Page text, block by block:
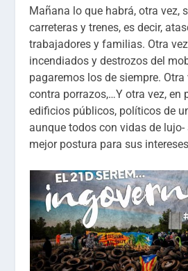
Mañana lo que habrá, otra vez,
carreteras y trenes, es decir,
trabajadores y familias. Otra
incendiados y destrozos del
pagaremos los de siempre.
contra porrazos,…Y otra vez, en
edificios públicos, políticos de
aunque todos con vidas de
mejor postura para sus